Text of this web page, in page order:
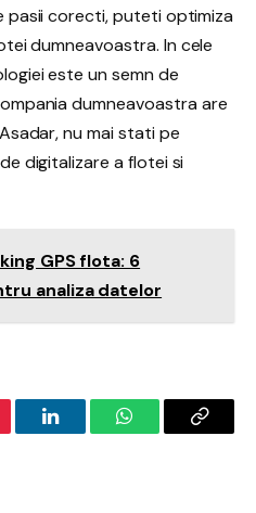
pasii corecti, puteti optimiza
dumneavoastra. In cele
este un semn de
dumneavoastra are
nu mai stati pe
digitalizare a flotei si
GPS flota: 6
analiza datelor
LinkedInWhatsAppCopy